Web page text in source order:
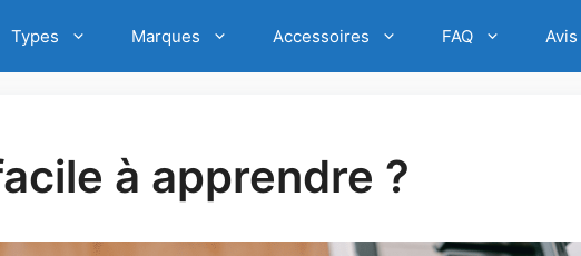
Types Marques Accessoires FAQ Avis
à apprendre ?